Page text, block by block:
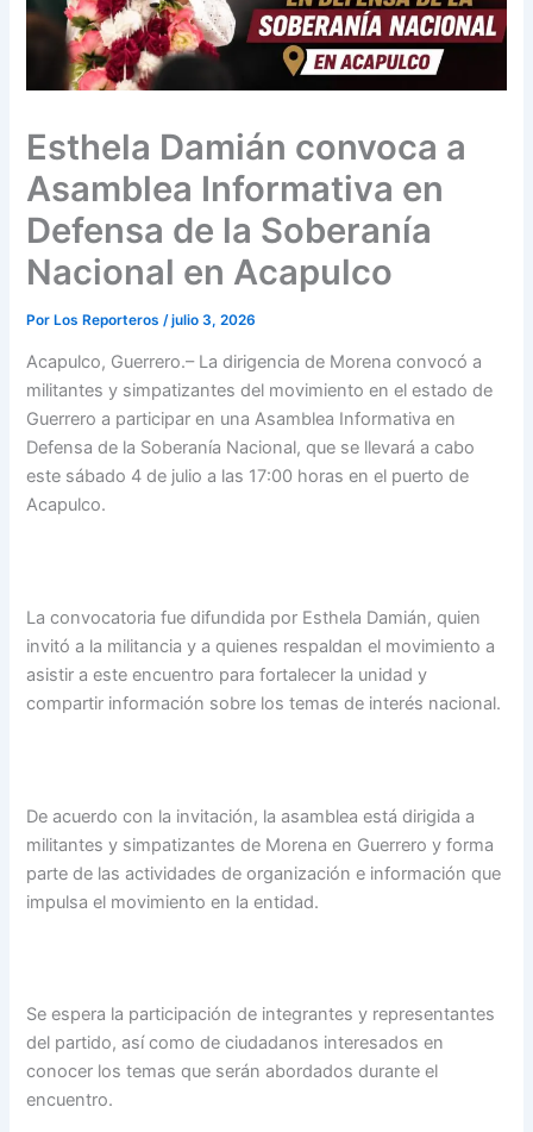
Esthela Damián convoca a
Asamblea Informativa en
Defensa de la Soberanía
Nacional en Acapulco
PorLos Reporteros /julio 3, 2026
Acapulco, Guerrero.– La dirigencia de Morena convocó a
militantes y simpatizantes del movimiento en el estado de
Guerrero a participar en una Asamblea Informativa en
Defensa de la Soberanía Nacional, que se llevará a cabo
este sábado 4 de julio a las 17:00 horas en el puerto de
Acapulco.
La convocatoria fue difundida por Esthela Damián, quien
invitó a la militancia y a quienes respaldan el movimiento a
asistir a este encuentro para fortalecer la unidad y
compartir información sobre los temas de interés nacional.
De acuerdo con la invitación, la asamblea está dirigida a
militantes y simpatizantes de Morena en Guerrero y forma
parte de las actividades de organización e información que
impulsa el movimiento en la entidad.
Se espera la participación de integrantes y representantes
del partido, así como de ciudadanos interesados en
conocer los temas que serán abordados durante el
encuentro.